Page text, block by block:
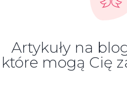
Artykuły na
które mogą Cię